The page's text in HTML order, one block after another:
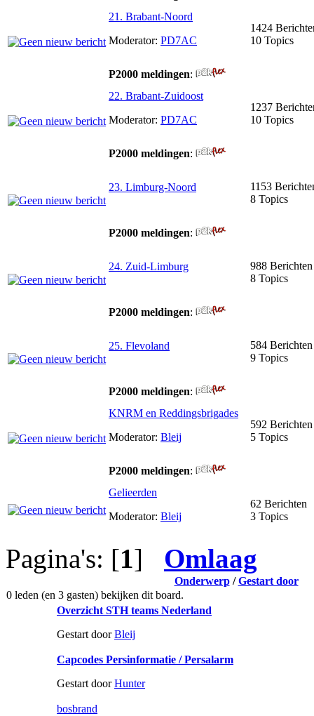
21. Brabant-Noord
Moderator: PD7AC
1424
10 Topics
P2000 meldingen:
22. Brabant-Zuidoost
Moderator: PD7AC
1237
10 Topics
P2000 meldingen:
23. Limburg-Noord
1153
8 Topics
P2000 meldingen:
24. Zuid-Limburg
988 Berichten
8 Topics
P2000 meldingen:
25. Flevoland
584 Berichten
9 Topics
P2000 meldingen:
KNRM en Reddingsbrigades
Moderator: Bleij
592 Berichten
5 Topics
P2000 meldingen:
Gelieerden
Moderator: Bleij
62 Berichten
3 Topics
Pagina's: [1] Omlaag
Onderwerp/Gestart door
0 leden (en 3 gasten) bekijken dit board.
Overzicht STH teams Nederland
Gestart doorBleij
Capcodes Persinformatie / Persalarm
Gestart doorHunter
bosbrand